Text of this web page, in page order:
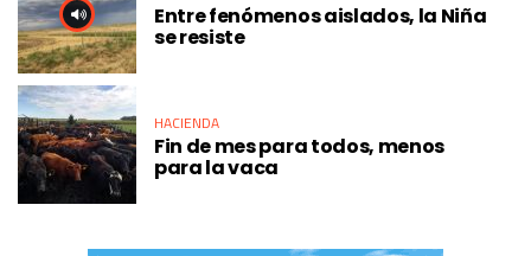
Entre fenómenos aislados, la Niña
se resiste
HACIENDA
Fin de mes para todos, menos
para la vaca